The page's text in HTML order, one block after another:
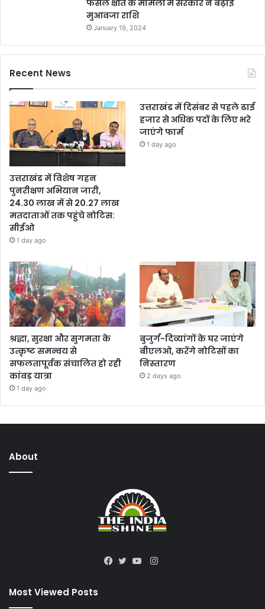
फसल क्षति के मामलों में सरकार ने बढ़ाई
मुआवजा राशि
January 19, 2024
Recent News
उत्तराखंड में विशेष गहन
पुनरीक्षण अभियान जारी,
24.30 लाख में से 20.27 लाख
मतदाताओं तक पहुंचे नोटिस:
सीईओ
1 day ago
उत्तराखंड में दिसंबर से पहले ढाई
हजार से अधिक पदों के लिए भरे
जाएंगे फार्म
1 day ago
श्रद्धा, सुरक्षा और सुगमता के
उत्कृष्ट समन्वय से
सफलतापूर्वक संचालित हो रही
कांवड़ यात्रा
1 day ago
बुजुर्ग-दिव्यांगों के घर जाएंगे
बीएलओ, करेंगे नोटिसों का
निस्तारण
2 days ago
About
Instagram
Most Viewed Posts